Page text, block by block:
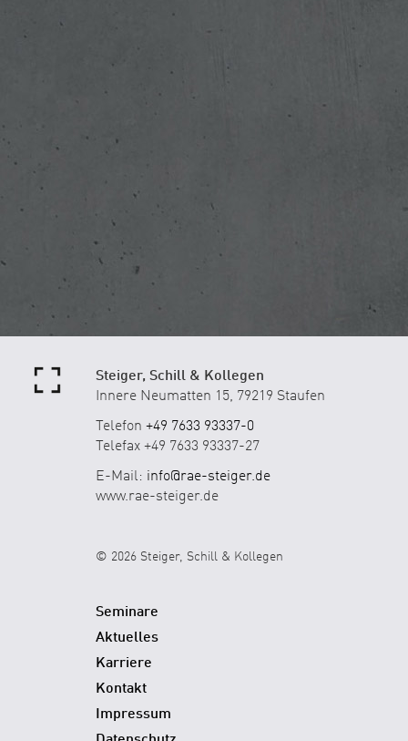
Steiger, Schill & Kollegen
Innere Neumatten 15, 79219 Staufen
Telefon +49 7633 93337-0
Telefax +49 7633 93337-27
E-Mail: info@rae-steiger.de
www.rae-steiger.de
© 2026 Steiger, Schill & Kollegen
Seminare
Aktuelles
Karriere
Kontakt
Impressum